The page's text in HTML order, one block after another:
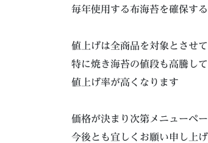
毎年使用する布海苔を確保す
値上げは全商品を対象とさせ
特に焼き海苔の値段も高騰し
値上げ率が高くなります
価格が決まり次第メニューペ
今後とも宜しくお願い申し上